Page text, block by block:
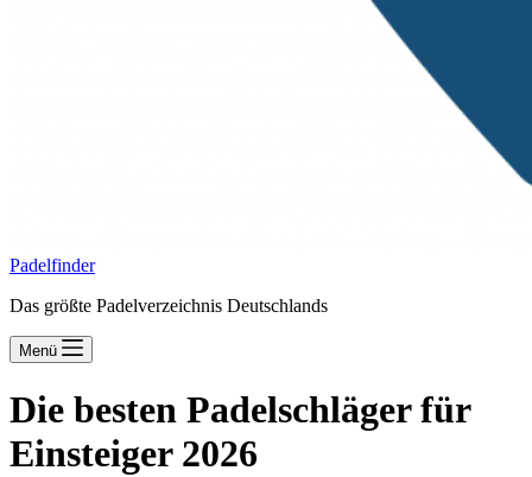
Padelfinder
Das größte Padelverzeichnis Deutschlands
Menü
Die besten Padelschläger für
Einsteiger 2026